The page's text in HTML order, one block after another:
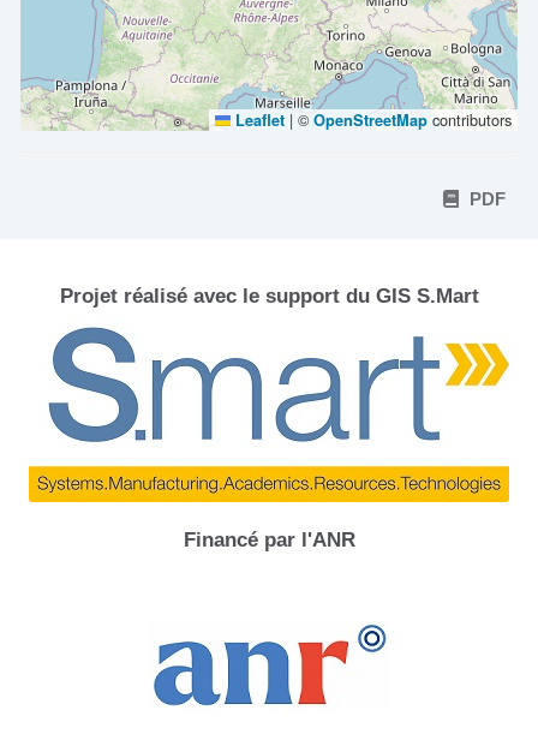
Leaflet | © OpenStreetMap contributors
PDF
Projet réalisé avec le support du GIS S.Mart
Financé par l'ANR